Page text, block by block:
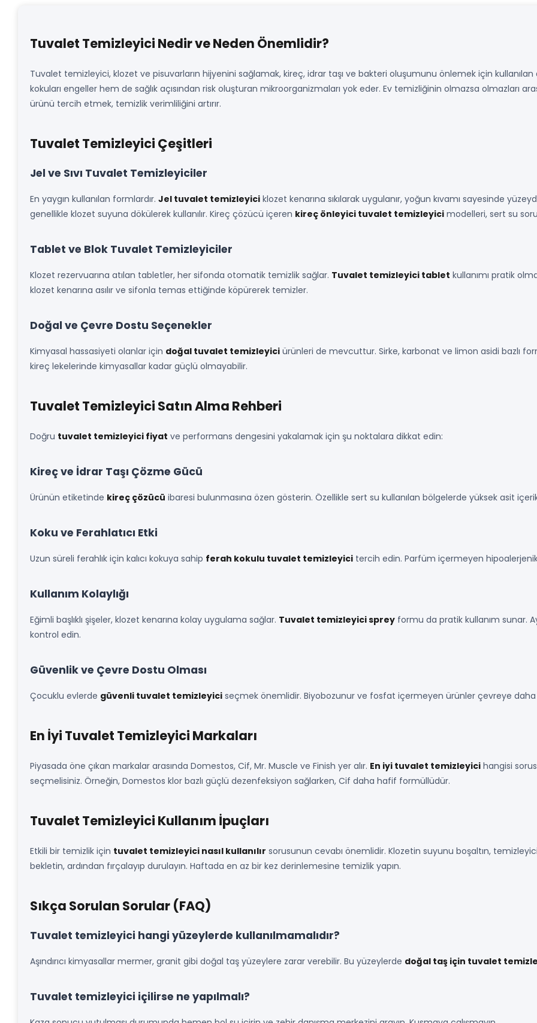
Tuvalet Temizleyici Nedir ve Neden Önemlidir?
Tuvalet temizleyici, klozet ve pisuvarların hijyenini sağlamak, kireç, idrar taşı ve bakteri oluşumunu önlemek için
kokuları engeller hem de sağlık açısından risk oluşturan mikroorganizmaları yok eder. Ev temizliğinin olmazsa olmazları
ürünü tercih etmek, temizlik verimliliğini artırır.
Tuvalet Temizleyici Çeşitleri
Jel ve Sıvı Tuvalet Temizleyiciler
En yaygın kullanılan formlardır. Jel tuvalet temizleyici klozet kenarına sıkılarak uygulanır, yoğun kıvamı sayesinde
genellikle klozet suyuna dökülerek kullanılır. Kireç çözücü içeren kireç önleyici tuvalet temizleyici modelleri, sert su
Tablet ve Blok Tuvalet Temizleyiciler
Klozet rezervuarına atılan tabletler, her sifonda otomatik temizlik sağlar. Tuvalet temizleyici tablet kullanımı pratik
klozet kenarına asılır ve sifonla temas ettiğinde köpürerek temizler.
Doğal ve Çevre Dostu Seçenekler
Kimyasal hassasiyeti olanlar için doğal tuvalet temizleyici ürünleri de mevcuttur. Sirke, karbonat ve limon asidi bazlı
kireç lekelerinde kimyasallar kadar güçlü olmayabilir.
Tuvalet Temizleyici Satın Alma Rehberi
Doğru tuvalet temizleyici fiyat ve performans dengesini yakalamak için şu noktalara dikkat edin:
Kireç ve İdrar Taşı Çözme Gücü
Ürünün etiketinde kireç çözücü ibaresi bulunmasına özen gösterin. Özellikle sert su kullanılan bölgelerde yüksek asit
Koku ve Ferahlatıcı Etki
Uzun süreli ferahlık için kalıcı kokuya sahip ferah kokulu tuvalet temizleyici tercih edin. Parfüm içermeyen
Kullanım Kolaylığı
Eğimli başlıklı şişeler, klozet kenarına kolay uygulama sağlar. Tuvalet temizleyici sprey formu da pratik kullanım sunar.
kontrol edin.
Güvenlik ve Çevre Dostu Olması
Çocuklu evlerde güvenli tuvalet temizleyici seçmek önemlidir. Biyobozunur ve fosfat içermeyen ürünler çevreye daha
En İyi Tuvalet Temizleyici Markaları
Piyasada öne çıkan markalar arasında Domestos, Cif, Mr. Muscle ve Finish yer alır. En iyi tuvalet temizleyici hangisi
seçmelisiniz. Örneğin, Domestos klor bazlı güçlü dezenfeksiyon sağlarken, Cif daha hafif formüllüdür.
Tuvalet Temizleyici Kullanım İpuçları
Etkili bir temizlik için tuvalet temizleyici nasıl kullanılır sorusunun cevabı önemlidir. Klozetin suyunu boşaltın,
bekletin, ardından fırçalayıp durulayın. Haftada en az bir kez derinlemesine temizlik yapın.
Sıkça Sorulan Sorular (FAQ)
Tuvalet temizleyici hangi yüzeylerde kullanılmamalıdır?
Aşındırıcı kimyasallar mermer, granit gibi doğal taş yüzeylere zarar verebilir. Bu yüzeylerde doğal taş için tuvalet
Tuvalet temizleyici içilirse ne yapılmalı?